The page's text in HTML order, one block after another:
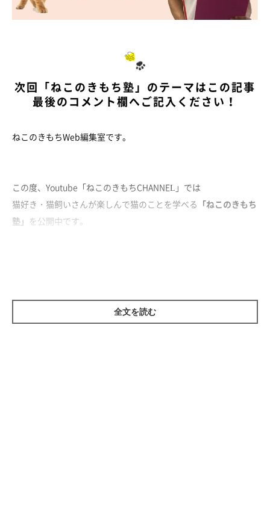
次回「ねこのきもち塾」のテーマはこの記事
最後のコメント欄へご記入ください！
ねこのきもちWeb編集室です。
この度、Youtube「ねこのきもちCHANNEL」では
猫好き・猫飼いさんが楽しんで猫のことを学べる 「ねこのきもち
塾」 を公開中です。
全文を読む